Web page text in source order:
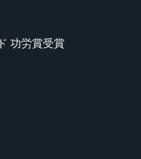
功労賞受賞